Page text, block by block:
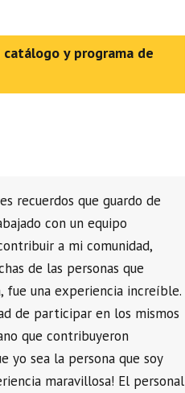
y programa de
recuerdos que guardo de
con un equipo
a mi comunidad,
de las personas que
fue una experiencia increíble.
de participar en los mismos
que contribuyeron
yo sea la persona que soy
maravillosa! El personal